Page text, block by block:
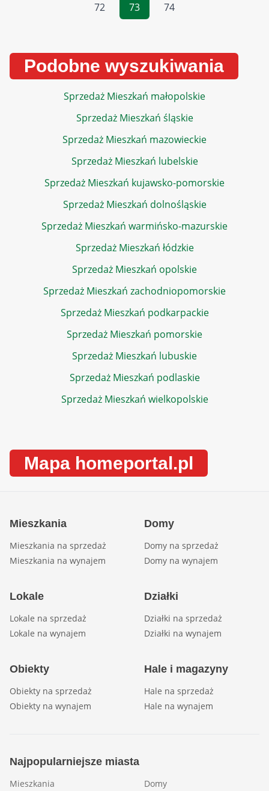
72
73 74
Podobne wyszukiwania
Sprzedaż Mieszkań małopolskie
Sprzedaż Mieszkań śląskie
Sprzedaż Mieszkań mazowieckie
Sprzedaż Mieszkań lubelskie
Sprzedaż Mieszkań kujawsko-pomorskie
Sprzedaż Mieszkań dolnośląskie
Sprzedaż Mieszkań warmińsko-mazurskie
Sprzedaż Mieszkań łódzkie
Sprzedaż Mieszkań opolskie
Sprzedaż Mieszkań zachodniopomorskie
Sprzedaż Mieszkań podkarpackie
Sprzedaż Mieszkań pomorskie
Sprzedaż Mieszkań lubuskie
Sprzedaż Mieszkań podlaskie
Sprzedaż Mieszkań wielkopolskie
Mapa homeportal.pl
Mieszkania
Mieszkania na sprzedaż
Mieszkania na wynajem
Domy
Domy na sprzedaż
Domy na wynajem
Lokale
Lokale na sprzedaż
Lokale na wynajem
Działki
Działki na sprzedaż
Działki na wynajem
Obiekty
Obiekty na sprzedaż
Obiekty na wynajem
Hale i magazyny
Hale na sprzedaż
Hale na wynajem
Najpopularniejsze miasta
Mieszkania
Domy